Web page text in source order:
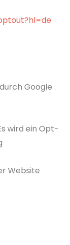
Google
wird ein Opt-
Website